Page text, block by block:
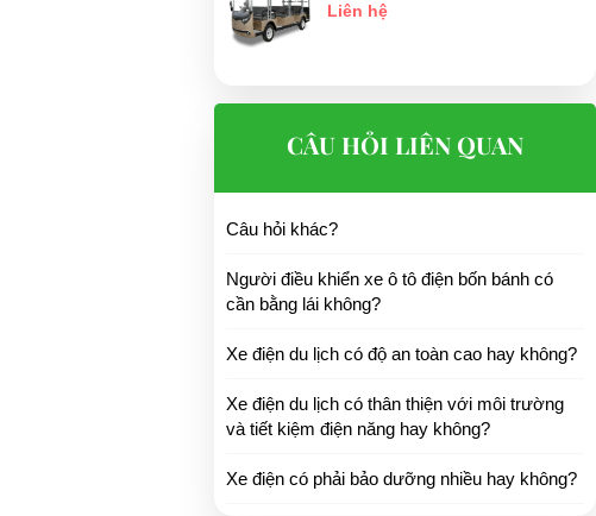
Liên hệ
CÂU HỎI LIÊN QUAN
Câu hỏi khác?
Người điều khiển xe ô tô điện bốn bánh có
cần bằng lái không?
Xe điện du lịch có độ an toàn cao hay không?
Xe điện du lịch có thân thiện với môi trường
và tiết kiệm điện năng hay không?
Xe điện có phải bảo dưỡng nhiều hay không?